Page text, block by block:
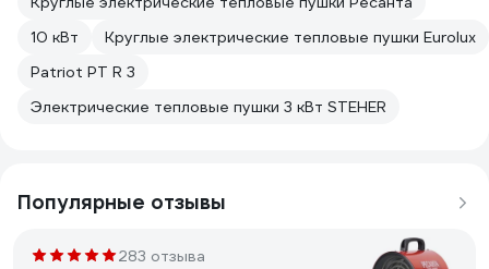
10 кВт
Круглые электрические тепловые пушки Eurolux
Patriot PT R 3
Электрические тепловые пушки 3 кВт STEHER
Популярные отзывы
283 отзыва